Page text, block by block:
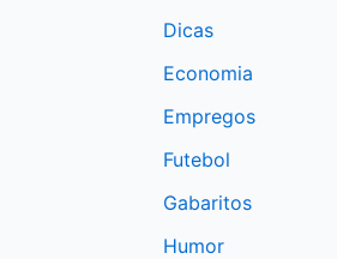
Dicas
Economia
Empregos
Futebol
Gabaritos
Humor